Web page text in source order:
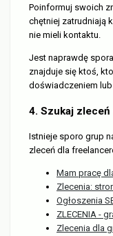
Poinformuj swoich
chętniej zatrudniają
nie mieli kontaktu.
Jest naprawdę
znajduje się ktoś,
doświadczeniem lub
4. Szukaj
Istnieje sporo grup
zleceń dla
Mam pracę
Zlecenia:
Ogłoszenia
ZLECENIA -
Zlecenia dla